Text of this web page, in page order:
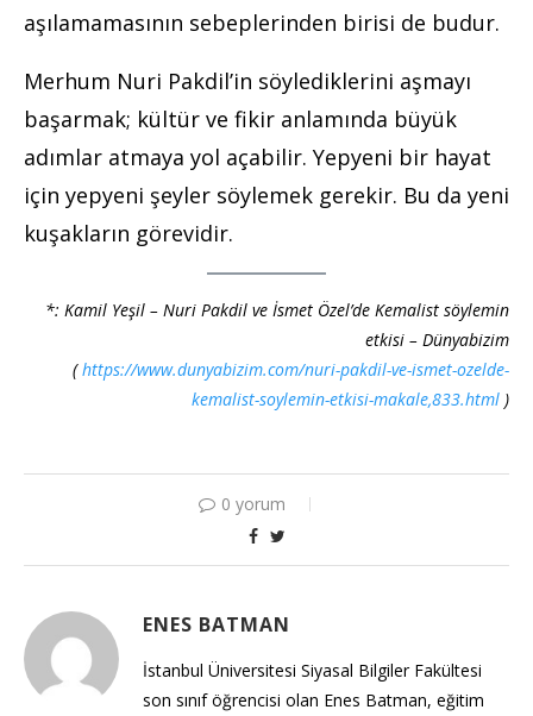
aşılamamasının sebeplerinden birisi de budur.
Merhum Nuri Pakdil’in söylediklerini aşmayı
başarmak; kültür ve fikir anlamında büyük
adımlar atmaya yol açabilir. Yepyeni bir hayat
için yepyeni şeyler söylemek gerekir. Bu da yeni
kuşakların görevidir.
*: Kamil Yeşil – Nuri Pakdil ve İsmet Özel’de Kemalist söylemin
etkisi – Dünyabizim
(https://www.dunyabizim.com/nuri-pakdil-ve-ismet-ozelde-
kemalist-soylemin-etkisi-makale,833.html )
0 yorum
ENES BATMAN
İstanbul Üniversitesi Siyasal Bilgiler Fakültesi
son sınıf öğrencisi olan Enes Batman, eğitim